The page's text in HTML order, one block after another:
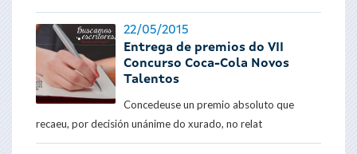
22/05/2015
Entrega de premios do VII
Concurso Coca-Cola Novos
Talentos
Concedeuse un premio absoluto que
recaeu, por decisión unánime do xurado, no relat